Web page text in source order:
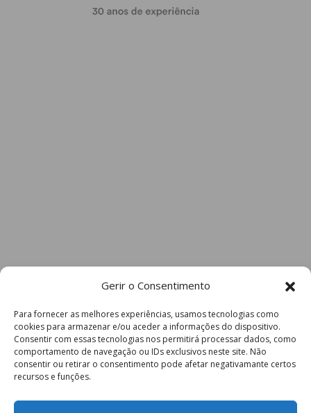
Gerir o Consentimento
Para fornecer as melhores experiências, usamos tecnologias como
cookies para armazenar e/ou aceder a informações do dispositivo.
Consentir com essas tecnologias nos permitirá processar dados, como
comportamento de navegação ou IDs exclusivos neste site. Não
consentir ou retirar o consentimento pode afetar negativamante certos
recursos e funções.